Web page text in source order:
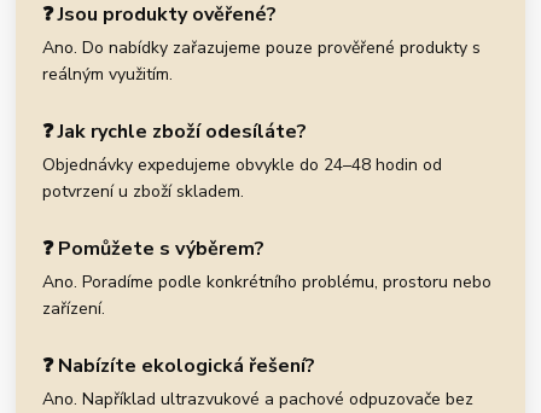
❓ Jsou produkty ověřené?
Ano. Do nabídky zařazujeme pouze prověřené produkty s
reálným využitím.
❓ Jak rychle zboží odesíláte?
Objednávky expedujeme obvykle do 24–48 hodin od
potvrzení u zboží skladem.
❓ Pomůžete s výběrem?
Ano. Poradíme podle konkrétního problému, prostoru nebo
zařízení.
❓ Nabízíte ekologická řešení?
Ano. Například ultrazvukové a pachové odpuzovače bez